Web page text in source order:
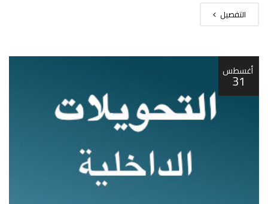
التفصيل
أغسطس
31